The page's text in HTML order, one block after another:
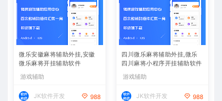
微乐安徽麻将辅助外挂,安徽
微乐麻将开挂辅助软件
游戏辅助
JK软件开发 988
四川微乐麻将辅助外挂,微乐
四川麻将小程序开挂辅助软件
游戏辅助
JK软件开发 988